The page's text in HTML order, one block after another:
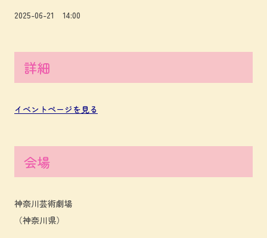
2025-06-21 14:00
詳細
イベントページを見る
会場
神奈川芸術劇場
（神奈川県）